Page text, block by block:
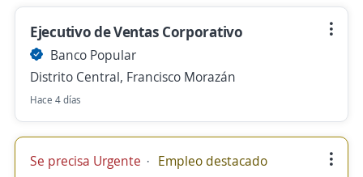
Ejecutivo de Ventas Corporativo
Banco Popular
Distrito Central, Francisco Morazán
Hace 4 días
Se precisa Urgente Empleo destacado